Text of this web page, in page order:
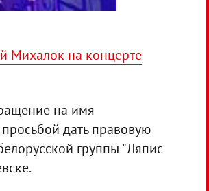
Михалок на концерте
на имя
дать правовую
группы "Ляпис